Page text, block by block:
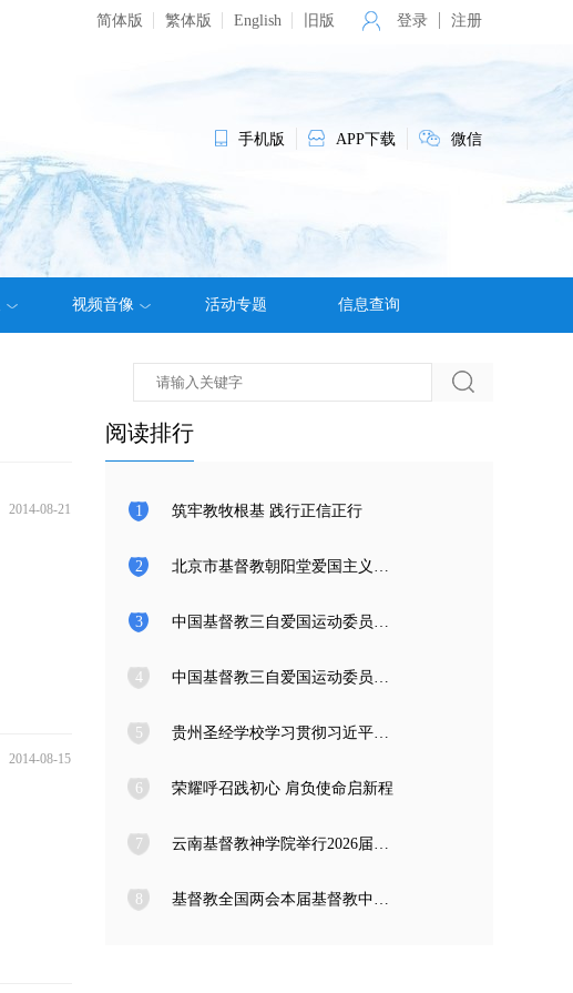
简体版 繁体版 English 旧版 登录 注册
手机版 APP下载 微信
视频音像 活动专题 信息查询
2014-08-21
2014-08-15
阅读排行
1 筑牢教牧根基 践行正信正行
2 北京市基督教朝阳堂爱国主义教育学习访问团一行来访
3 中国基督教三自爱国运动委员会2026年度公开招聘工作人员面试公告
4 中国基督教三自爱国运动委员会2026年度公开招聘应届高校毕业生面试公告
5 贵州圣经学校学习贯彻习近平总书记在庆祝中国共产党成立105周年大会上的重要讲话精神
6 荣耀呼召践初心 肩负使命启新程
7 云南基督教神学院举行2026届毕业典礼
8 基督教全国两会本届基督教中国化推进委员会在成都召开专题编写工作会议